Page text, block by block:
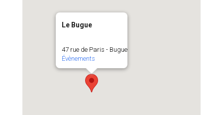
Le Bugue
47 rue de Paris - Bugue
Évènements